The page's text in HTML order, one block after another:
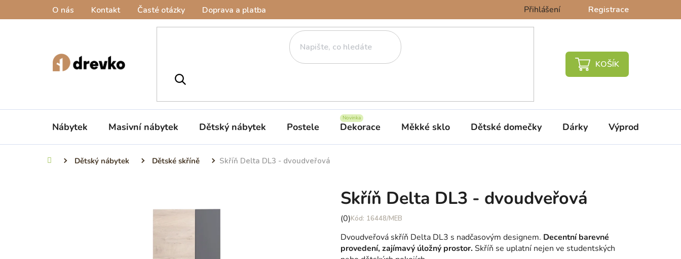
O nás Kontakt Časté otázky Doprava a platba Přihlášení Registrace
NÁKUPNÍ
Nábytek Masivní nábytek Dětský nábytek Postele Dekorace Měkké sklo Dětské domečky Dárky Výprodej %
Domů Dětský nábytek Dětské skříně Skříň Delta DL3 - dvoudveřová
Skříň Delta DL3 - dvoudveřová
Průměrné
produktu
je
(0) 16448/MEB
Dvoudveřová skříň Delta DL3 s nadčasovým designem. Decentní barevné
provedení, zajímavý úložný prostor. Skříň se uplatní nejen ve studentských